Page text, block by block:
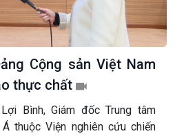
Cộng sản Việt Nam
thực chất
Bình, Giám đốc Trung tâm
thuộc Viện nghiên cứu chiến